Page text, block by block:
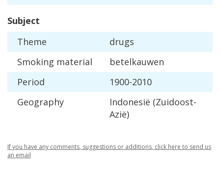
Subject
Theme
drugs
Smoking material
betelkauwen
Period
1900-2010
Geography
Indonesië (Zuidoost-
Azië)
Ifyou have any comments, suggestions or additions, click here to send us
an email